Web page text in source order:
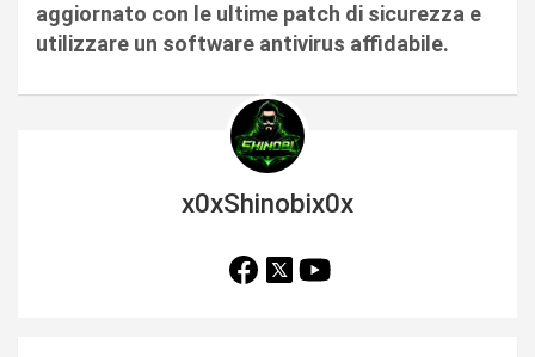
aggiornato con le ultime patch di sicurezza e
utilizzare un software antivirus affidabile.
x0xShinobix0x